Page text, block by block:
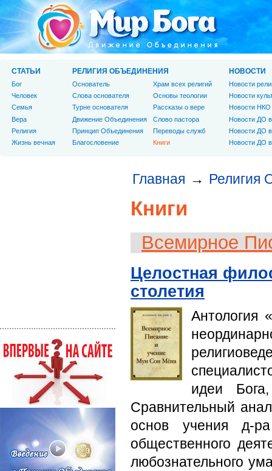
Главная → Религия
Книги
Всемирное
Целостная
столетия
Антология
идеи
Сравнительный
основ учения д-
общественного
любознательного
СТАТЬИ
Бог
Человек
Cемья
Вера
Религия
Жизнь вечная
РЕЛИГИЯ ОБЪЕДИНЕНИЯ
Основатель
Слова основателя
Турне основателя
Движение Объединения
Принцип Объединения
Благословение
Храм всех религий
Основы теологии
Рассказы о вере
Слово пастора
Переводы служб
Книги
НОВОСТИ
Новости
Новости
Новости НКО
Новости ДО
Новости ДО
Новости ДО